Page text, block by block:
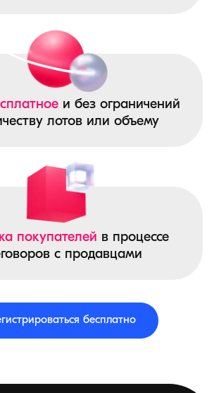
и без ограничений
лотов или объему
покупателей в процессе
с продавцами
бесплатно